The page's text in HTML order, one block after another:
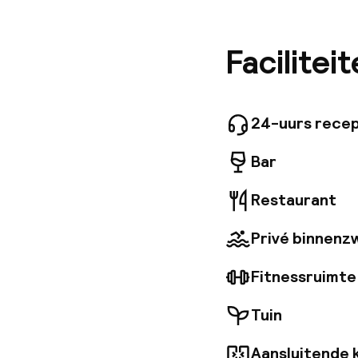
waar
24-uurs
Bar
Restaurant
Privé
Tuin
Aansluitende